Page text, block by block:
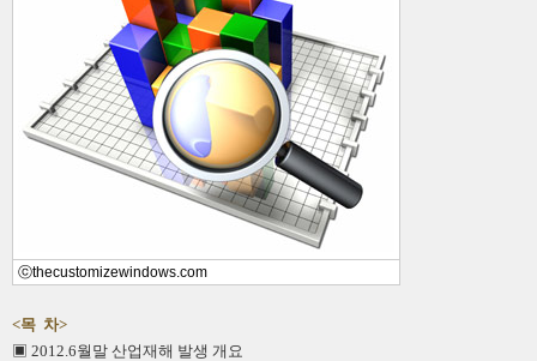
ⓒthecustomizewindows.com
<목 차>
▣ 2012.6월말 산업재해 발생 개요